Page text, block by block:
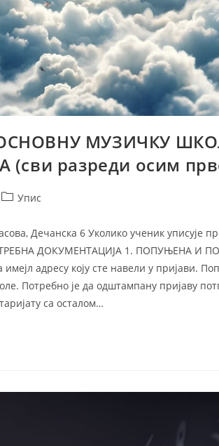
МУЗИЧКУ
(сви разреди осим
Упис
Дечанска 6 Уколико ученик уписује
ДОКУМЕНТАЦИЈА 1. ПОПУЊЕНА И
адресу коју сте навели у пријави.
Потребно је да одштампану пријаву
са осталом…